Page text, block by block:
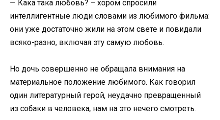
— Кака така любовь? – хором спросили
интеллигентные люди словами из любимого фильма:
они уже достаточно жили на этом свете и повидали
всяко-разно, включая эту самую любовь.
Но дочь совершенно не обращала внимания на
материальное положение любимого. Как говорил
один литературный герой, неудачно превращенный
из собаки в человека, нам на это нечего смотреть.